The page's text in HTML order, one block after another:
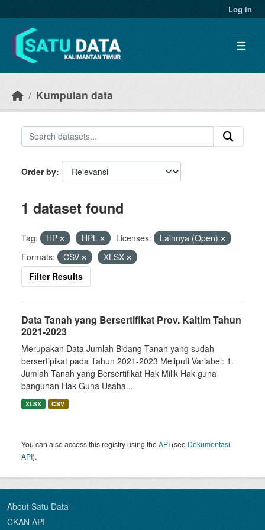
Log in
Kumpulan data
Order by
1 dataset found
Tag: HP HPL Licenses:
Lainnya (Open)
Formats:
CSV
XLSX
Filter Results
Data Tanah yang Bersertifikat Prov. Kaltim Tahun
2021-2023
Merupakan Data Jumlah Bidang Tanah yang sudah
bersertipikat pada Tahun 2021-2023 Meliputi Variabel: 1.
Jumlah Tanah yang Bersertifikat Hak Milik Hak guna
bangunan Hak Guna Usaha...
XLSX CSV
You can also access this registry using theAPI (see Dokumentasi
API).
About Satu Data
CKAN API